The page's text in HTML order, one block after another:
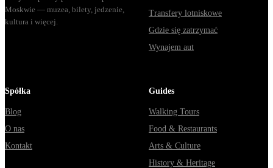
Moskwie — muzea, bilety, jedzenie,
kultura i więcej.
Transfery lotniskowe
Gdzie się zatrzymać
Wynajem aut
Spółka
Blog
O nas
Kontakt
Guides
Walking Tours
Food & Restaurants
Arts & Culture
History & Heritage